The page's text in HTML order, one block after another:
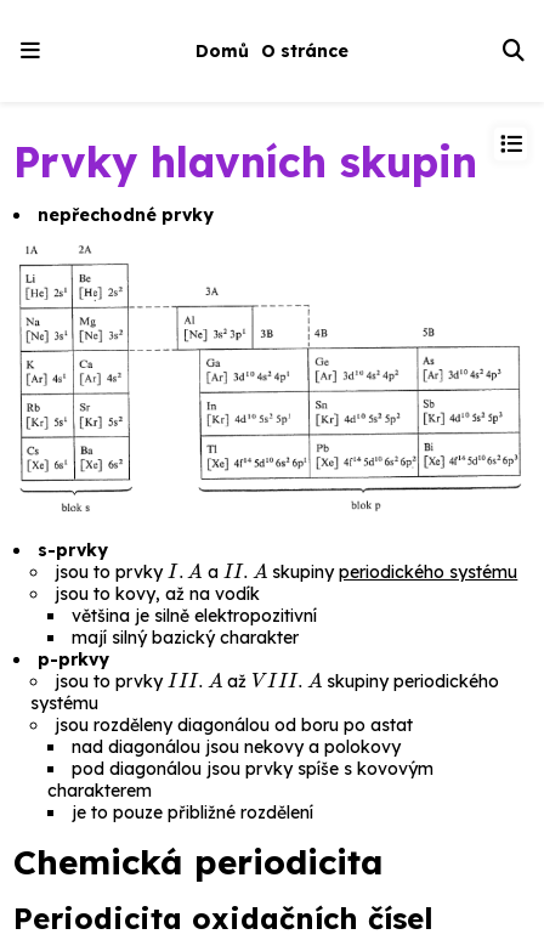
Domů O stránce
Prvky hlavních skupin
nepřechodné prvky
s-prvky
jsou to prvky
I. A
a
II.
skupinyperiodického systému
jsou to kovy, až na vodík
většina je silně elektropozitivní
mají silný bazický charakter
p-prkvy
jsou to prvky
III.
až
VIII.
skupiny periodického
systému
jsou rozděleny diagonálou odboru poastat
nad diagonálou jsou nekovy a polokovy
pod diagonálou jsou prvky spíše s kovovým
charakterem
je to pouze přibližné rozdělení
Chemická periodicita
Periodicita oxidačních čísel